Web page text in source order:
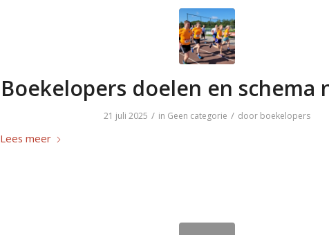
Boekelopers doelen en schema
21 juli 2025 / in Geen categorie / door boekelopers
Lees meer